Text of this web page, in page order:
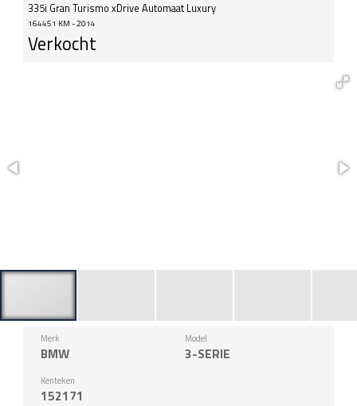
335i Gran Turismo xDrive Automaat Luxury
164451 KM - 2014
Verkocht
Merk
BMW
Model
3-SERIE
Kenteken
152171